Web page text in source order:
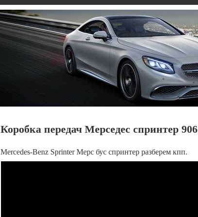
Коробка передач Мерседес спринтер 906
Mercedes-Benz Sprinter Мерс бус спринтер разберем кпп.